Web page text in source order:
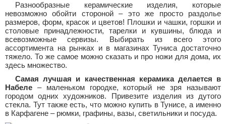
Разнообразные керамические изделия, которые
невозможно обойти стороной – это же просто раздолье
размеров, форм, красок и цветов! Плошки и чашки, горшки и
столовые принадлежности, тарелки и кувшины, блюда и
всевозможные сервизы. Выбирать из всего этого
ассортимента на рынках и в магазинах Туниса достаточно
тяжело. То же самое можно сказать и про ножи для дома, их
здесь множество.
Самая лучшая и качественная керамика делается в
Набеле – маленьком городке, который не зря называют
городом одних художников. Привезите изделия из дутого
стекла. Тут также есть, что можно купить в Тунисе, а именно
в Карфагене – рюмки, графины, вазы, светильники и посуда.